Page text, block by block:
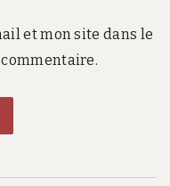
et mon site dans le